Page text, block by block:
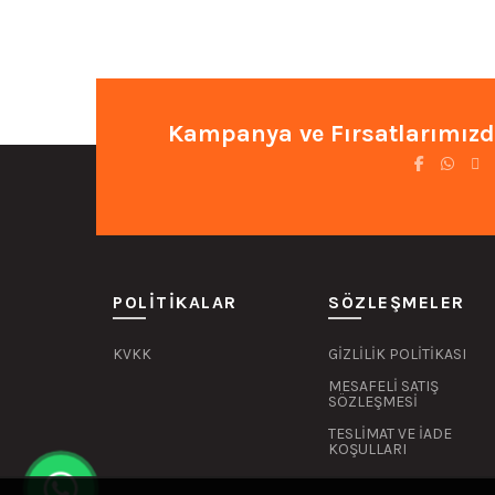
Kampanya ve
POLITIKALAR
KVKK
SÖZLEŞMELER
GİZLİLİK POLİTİKASI
MESAFELİ SATIŞ
SÖZLEŞMESİ
TESLİMAT VE İADE
KOŞULLARI